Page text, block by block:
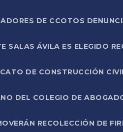
DE CCOTOS
SALAS ÁVILA ES ELEGIDO
DE CONSTRUCCIÓN
DEL COLEGIO DE
RECOLECCIÓN DE